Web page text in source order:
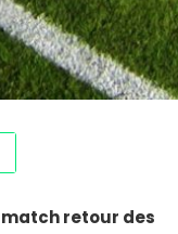
match retour des